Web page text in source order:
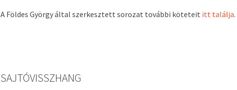
A Földes György által szerkesztett sorozat további köteteit itt találja.
SAJTÓVISSZHANG